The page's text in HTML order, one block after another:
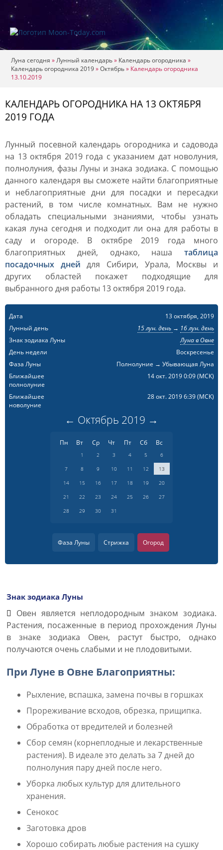
Луна сегодня »Лунный календарь» Календарь огородника »
Календарь огородника 2019»Октябрь» Календарь огородника
13.10.2019
КАЛЕНДАРЬ ОГОРОДНИКА НА 13 ОКТЯБРЯ
2019 ГОДА
Лунный посевной календарь огородника и садовода
на 13 октября 2019 года с указанием дат новолуния,
полнолуния, фазы Луны и знака зодиака. С помощью
данного календаря вы сможете найти благоприятные
и неблагоприятные дни для посадки и пересадки
растений, в том числе комнатных. Вам не нужно
обладать специальными знаниями, чтобы узнать
какая луна сегодня и подходит ли она для работы в
саду и огороде. В октябре 2019 года много
благоприятных дней, однако, наша таблица
посадочных дней для Сибири, Урала, Москвы и
других областей покажет подходящие для
выбранного дня работы 13 октября 2019 года.
Дата
13 октября, 2019
Лунный день
15 лун. день → 16 лун. день
Знак зодиака Луны
Луна в Овне
День недели
Воскресенье
Фаза Луны
Полнолуние → Убывающая Луна
Ближайшее
полнолуние
14 окт. 2019 0:09(МСК)
Ближайшее
новолуние
28 окт. 2019 6:39(МСК)
← Октябрь 2019 →
Пн Вт Ср Чт Пт Сб Вс
1 2 3 4 5
6
7
8 9 10 11 12
13
14
15 16 17 18 19
20
21
22 23 24 25 26
27
28
29 30 31
Фаза Луны Стрижка Огород
Знак зодиака Луны
Овен является неплодородным знаком зодиака.
Растения, посаженные в период прохождения Луны
в знаке зодиака Овен, растут быстро, однако
получаются очень слабыми и не плодовитыми.
При Луне в Овне Благоприятны:
Рыхление, вспашка, замена почвы в горшках
Прореживание всходов, обрезка, прищипка.
Обработка от вредителей и болезней
Сбор семян (корнеплодные и лекарственные
растения). В идеале это делать за 7 дней до
полнолуния пару дней после него.
Уборка любых культур для длительного
хранения.
Сенокос
Заготовка дров
Хорошо собирать любые растения на сушку